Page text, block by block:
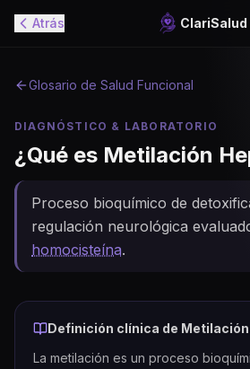
Atrás ClariSalud
Glosario de Salud Funcional
DIAGNÓSTICO & LABORATORIO
¿Qué es Metilación
Proceso bioquímico de
regulación neurológica
homocisteína.
Definición clínica de
La metilación es un proceso